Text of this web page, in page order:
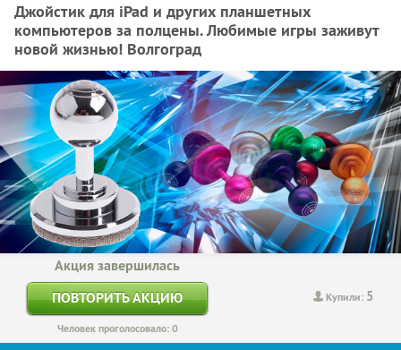
Джойстик для iPad и других планшетных
компьютеров за полцены. Любимые игры заживут
новой жизнью! Волгоград
Купили: 5
Акция завершилась
ПОВТОРИТЬ АКЦИЮ
Человек проголосовало: 0